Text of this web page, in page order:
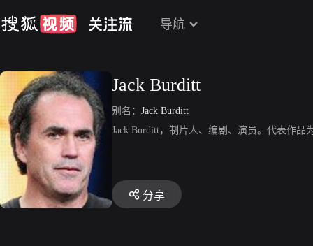
导航
Jack Burditt
别名： Jack Burditt
Jack Burditt，制片人、编剧、演员。代表作
分享